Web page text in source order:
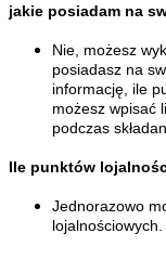
jakie posiadam na
Nie, możesz
posiadasz na
informację, ile
możesz wpisać
podczas
Ile punktów
Jednorazowo
lojalnościowych.